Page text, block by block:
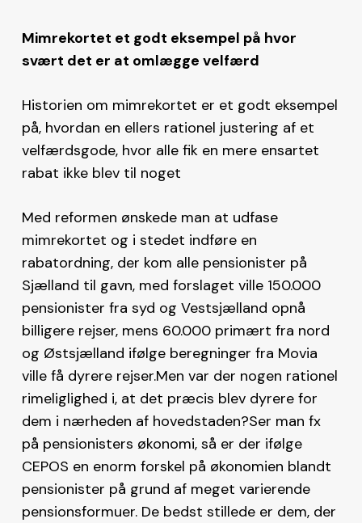
Mimrekortet et godt eksempel på hvor
svært det er at omlægge velfærd
Historien om mimrekortet er et godt eksempel
på, hvordan en ellers rationel justering af et
velfærdsgode, hvor alle fik en mere ensartet
rabat ikke blev til noget
Med reformen ønskede man at udfase
mimrekortet og i stedet indføre en
rabatordning, der kom alle pensionister på
Sjælland til gavn, med forslaget ville 150.000
pensionister fra syd og Vestsjælland opnå
billigere rejser, mens 60.000 primært fra nord
og Østsjælland ifølge beregninger fra Movia
ville få dyrere rejser.Men var der nogen rationel
rimeliglighed i, at det præcis blev dyrere for
dem i nærheden af hovedstaden?Ser man fx
på pensionisters økonomi, så er der ifølge
CEPOS en enorm forskel på økonomien blandt
pensionister på grund af meget varierende
pensionsformuer. De bedst stillede er dem, der